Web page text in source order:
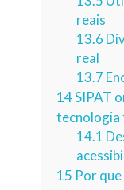
reais
13.6
real
13.7
14SIPAT
tecnologia
14.1
15 Por